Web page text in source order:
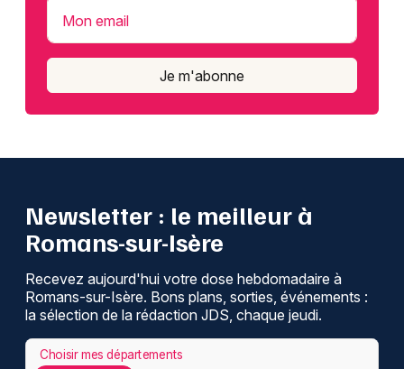
Mon email
Je m'abonne
Newsletter : le meilleur à
Romans-sur-Isère
Recevez aujourd'hui votre dose hebdomadaire à
Romans-sur-Isère. Bons plans, sorties, événements :
la sélection de la rédaction JDS, chaque jeudi.
Choisir mes départements